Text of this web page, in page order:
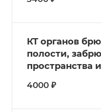
КТ органов
полости,
пространства
4000 ₽